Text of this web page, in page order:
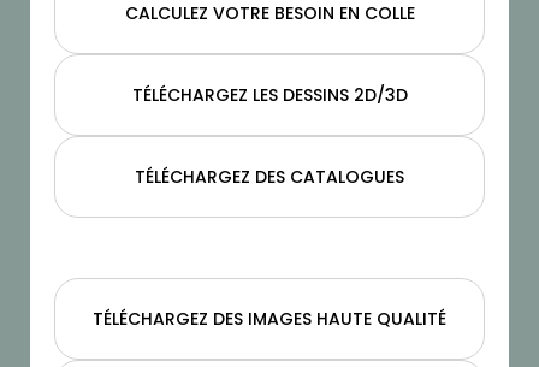
CALCULEZ VOTRE BESOIN EN COLLE
TÉLÉCHARGEZ LES DESSINS 2D/3D
TÉLÉCHARGEZ DES CATALOGUES
TÉLÉCHARGEZ DES IMAGES HAUTE QUALITÉ